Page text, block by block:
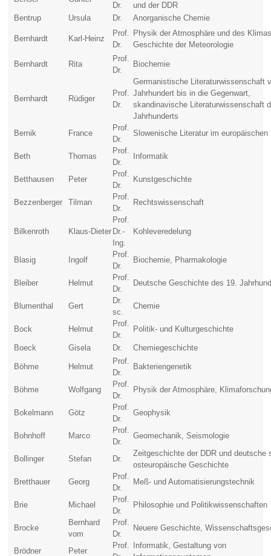
Dr.
und der DDR
Bentrup
Ursula Dr. Anorganische Chemie
Bernhardt Karl-Heinz
Prof.
Dr.
Physik der Atmosphäre und des
Geschichte der Meteorologie
Bernhardt Rita
Prof.
Dr.
Biochemie
Bernhardt Rüdiger
Prof.
Dr.
Germanistische Literaturwissenschaft
Jahrhundert bis in die Gegenwart,
skandinavische Literaturwissenschaft
Jahrhunderts
Bernik
France
Prof.
Dr.
Slowenische Literatur im europäischen
Beth Thomas
Prof.
Dr.
Informatik
Betthausen Peter
Prof.
Dr.
Kunstgeschichte
Bezzenberger Tilman
Prof.
Dr.
Rechtswissenschaft
Bilkenroth Klaus-Dieter
Prof.
Dr.-
Ing.
Kohleveredelung
Blasig Ingolf
Prof.
Dr.
Biochemie, Pharmakologie
Bleiber Helmut
Prof.
Dr.
Deutsche Geschichte des 19.
Blumenthal Gert
Dr.
sc.
Chemie
Bock Helmut
Prof.
Dr.
Politik- und Kulturgeschichte
Boeck Gisela Dr. Chemiegeschichte
Böhme Helmut
Prof.
Dr.
Bakteriengenetik
Böhme Wolfgang
Prof.
Dr.
Physik der Atmosphäre,
Bokelmann Götz
Prof.
Dr.
Geophysik
Bohnhoff Marco
Prof.
Dr.
Geomechanik, Seismologie
Bollinger Stefan Dr.
Zeitgeschichte der DDR und deutsche
osteuropäische Geschichte
Bretthauer
Georg
Prof.
Dr.
Meß- und Automatisierungstechnik
Brie Michael
Prof.
Dr.
Philosophie und Politikwissenschaften
Brocke
Bernhard
vom
Prof.
Dr.
Neuere Geschichte,
Brödner Peter
Prof.
Informatik, Gestaltung von